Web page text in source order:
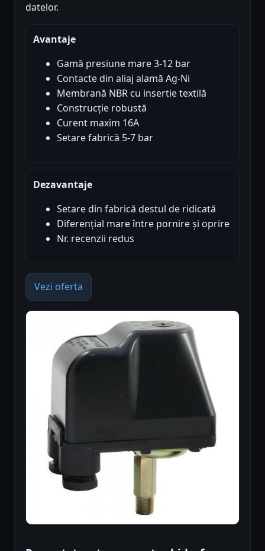
datelor.
Avantaje
Gamă presiune mare 3-12 bar
Contacte din aliaj alamă Ag-Ni
Membrană NBR cu insertie textilă
Construcție robustă
Curent maxim 16A
Setare fabrică 5-7 bar
Dezavantaje
Setare din fabrică destul de ridicată
Diferențial mare între pornire și oprire
Nr. recenzii redus
Vezi oferta